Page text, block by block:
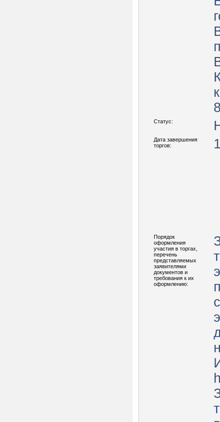
Статус:
Дата завершения
торгов:
Порядок
оформления
участия в торгах,
перечень
представляемых
заявителями
документов и
требования к их
оформлению: